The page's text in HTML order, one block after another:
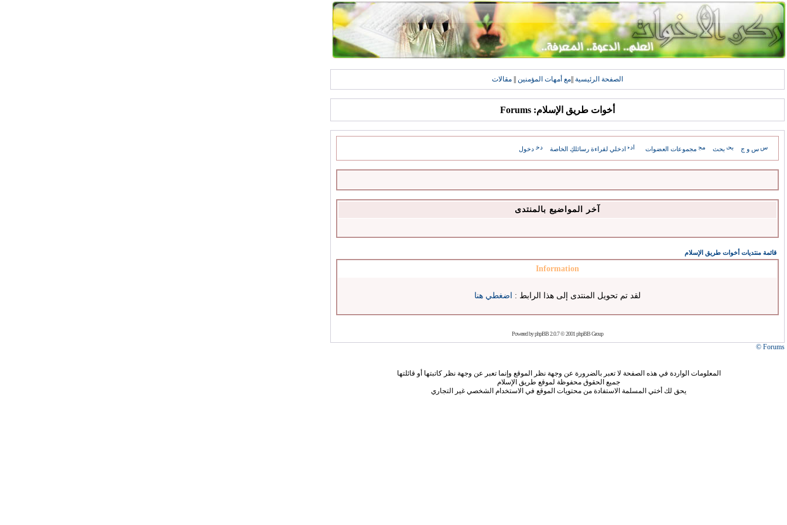
الصفحة الرئيسية مع أمهات المؤمنين مقالات
أخوات طريق الإسلام: Forums
س و ج بحث مجموعات العضوات ادخلي لقراءة رسائلكِ الخاصة دخول
آخر المواضيع بالمنتدى
قائمة منتديات أخوات طريق الإسلام
Information
لقد تم تحويل المنتدى إلى هذا الرابط : اضغطي هنا
Powered byphpBB2.0.7 © 2001 phpBB Group
Forums ©
المعلومات الواردة في هذه الصفحة لا تعبر بالضرورة عن وجهة نظر الموقع وإنما تعبر عن وجهة نظر كاتبتها أو قائلتها
جميع الحقوق محفوظة لموقع طريق الإسلام
يحق لك أختي المسلمة الاستفادة من محتويات الموقع في الاستخدام الشخصي غير التجاري